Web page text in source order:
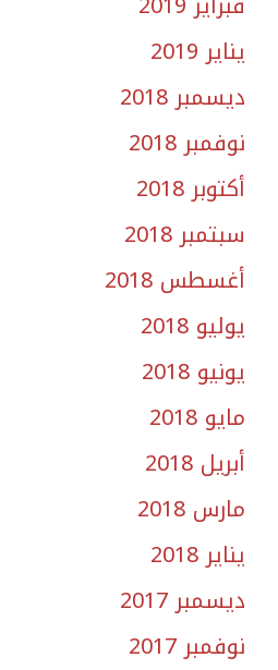
يناير 2019
ديسمبر 2018
نوفمبر 2018
أكتوبر 2018
سبتمبر 2018
أغسطس 2018
يوليو 2018
يونيو 2018
مايو 2018
أبريل 2018
مارس 2018
يناير 2018
ديسمبر 2017
نوفمبر 2017